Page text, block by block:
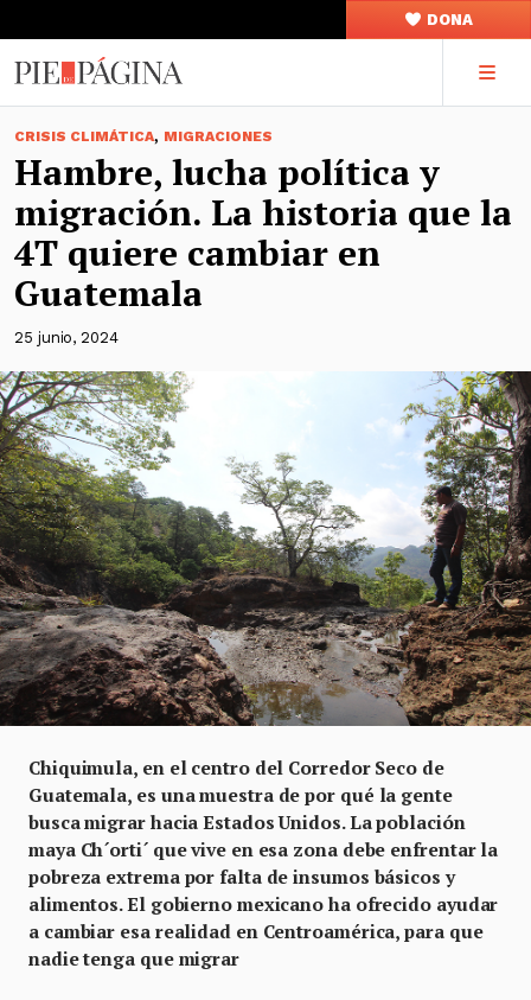
DONA
CRISIS CLIMÁTICA, MIGRACIONES
Hambre, lucha política y
migración. La historia que la
4T quiere cambiar en
Guatemala
25 junio, 2024
Chiquimula, en el centro del Corredor Seco de
Guatemala, es una muestra de por qué la gente
busca migrar hacia Estados Unidos. La población
maya Ch´orti´ que vive en esa zona debe enfrentar la
pobreza extrema por falta de insumos básicos y
alimentos. El gobierno mexicano ha ofrecido ayudar
a cambiar esa realidad en Centroamérica, para que
nadie tenga que migrar